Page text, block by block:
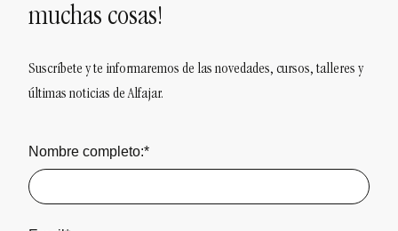
muchas cosas!
Suscríbete y te informaremos de las novedades, cursos, talleres y
últimas noticias de Alfajar.
Nombre completo:*